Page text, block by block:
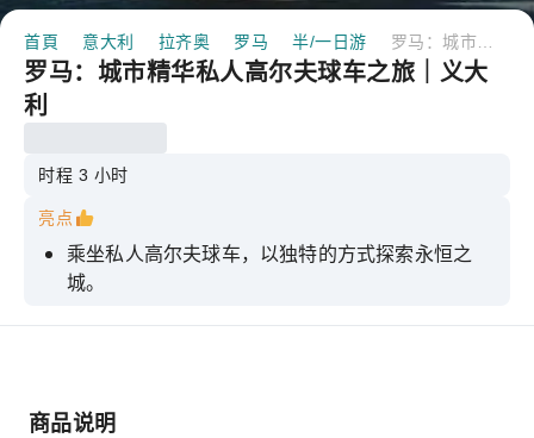
首頁 意大利 拉齐奥 罗马 半/一日游
罗马：城市精华私人高尔夫球车之旅｜义大
利
时程 3 小时
亮点
乘坐私人高尔夫球车，以独特的方式探索永恒之
城。
享受私人客制化旅行的灵活性，导游可以根据您的
和令人叹为观止的景色
商品说明